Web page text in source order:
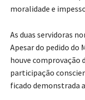
moralidade e
As duas servidoras
Apesar do pedido do
houve comprovação
participação
ficado demonstrada